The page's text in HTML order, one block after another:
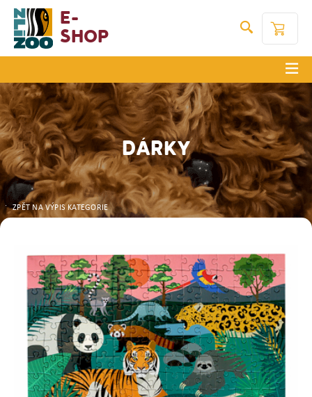
E-
Shop
DÁRKY
ZPĚT NA VÝPIS KATEGORIE